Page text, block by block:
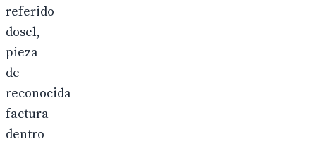
referido
dosel,
pieza
de
reconocida
factura
dentro